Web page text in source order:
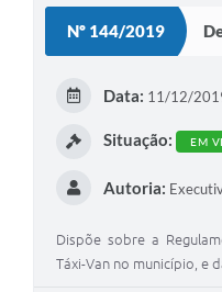
Nº 144/2019
Data: 11/12/
Situação: EM
Autoria:
Dispõe sobre a
Táxi-Van no município, e